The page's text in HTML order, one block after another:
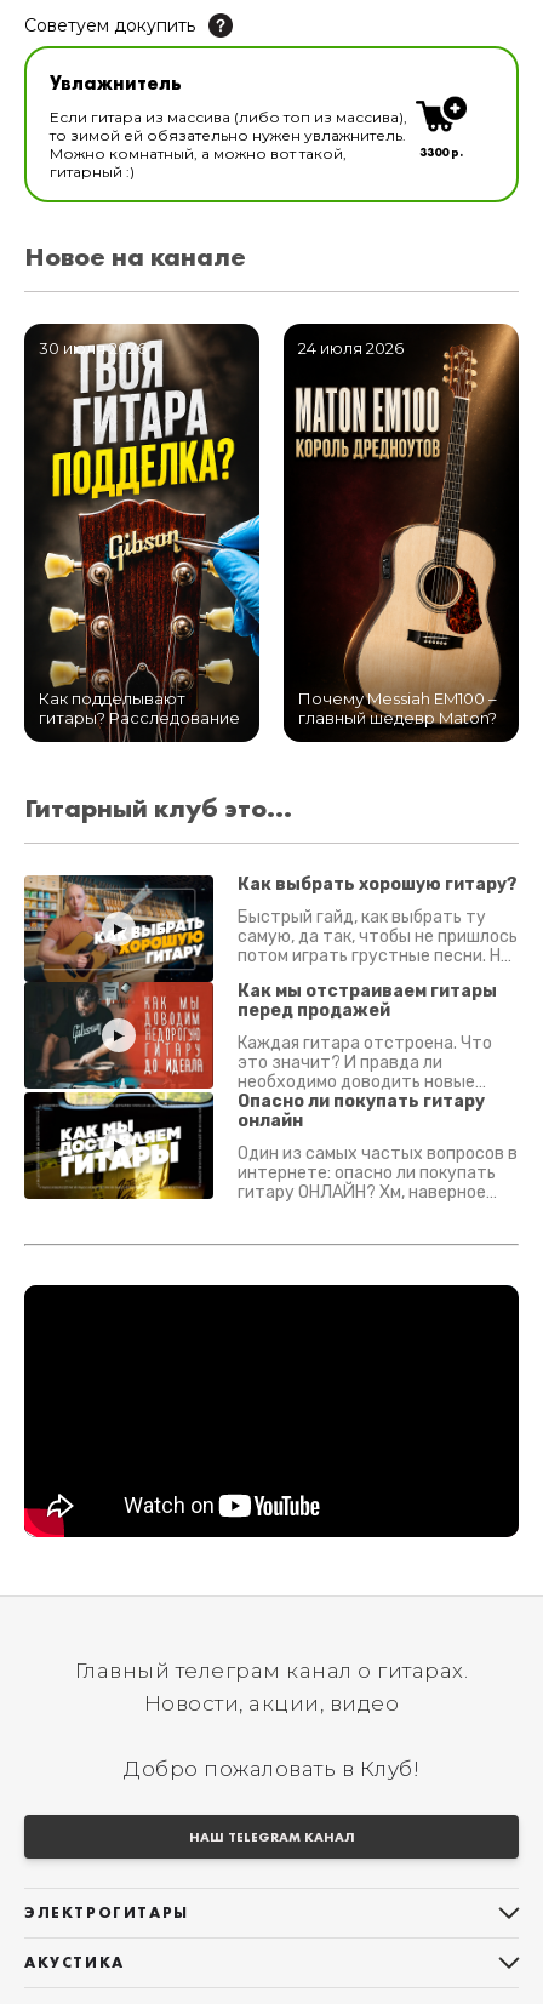
Советуем докупить
Увлажнитель для музыкальных инструментов
В наличии
Увлажнитель
Если гитара из массива (либо топ из массива),
то зимой ей обязательно нужен увлажнитель.
Можно комнатный, а можно вот такой,
гитарный :)
3300 р.
Новое на канале
30 июля 2026
Как подделывают
гитары? Расследование
24 июля 2026
Почему Messiah EM100 –
главный шедевр Maton?
Гитарный клуб это...
Как выбрать хорошую гитару?
Быстрый гайд, как выбрать ту
самую, да так, чтобы не пришлось
потом играть грустные песни. На
Как мы отстраиваем гитары
перед продажей
Каждая гитара отстроена. Что
это значит? И правда ли
необходимо доводить новые
гитары? Если кратко - да.
Подробно - в видео :)
Опасно ли покупать гитару
онлайн
Один из самых частых вопросов в
интернете: опасно ли покупать
гитару ОНЛАЙН? Хм, наверное
застрахован. Случись что -
Главный телеграм канал о гитарах.
Новости, акции, видео
Добро пожаловать в Клуб!
НАШ TELEGRAM КАНАЛ
ЭЛЕКТРОГИТАРЫ
АКУСТИКА